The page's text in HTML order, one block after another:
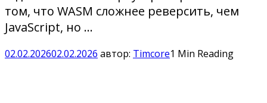
том, что WASM сложнее реверсить, чем
JavaScript, но …
02.02.202602.02.2026 автор: Timcore1 Min Reading